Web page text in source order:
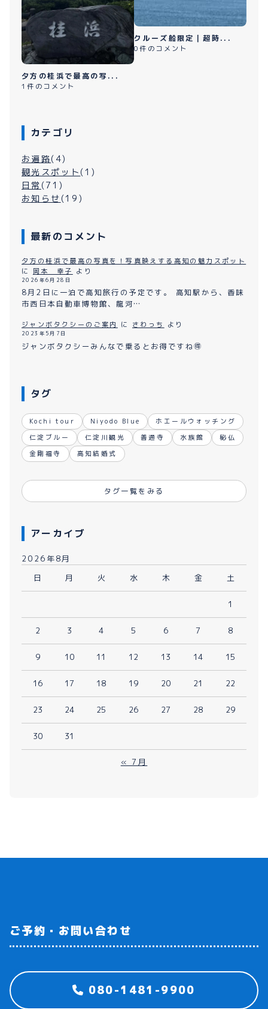
夕方の桂浜で最高の写...
1件のコメント
クルーズ船限定｜超時...
0件のコメント
カテゴリ
お遍路(4)
観光スポット (1)
日常 (71)
お知らせ (19)
最新のコメント
夕方の桂浜で最高の写真を！写真映えする高知の魅力スポット
に 岡本 幸子 より
2026年6月28日
8月2日に一泊で高知旅行の予定です。 高知駅から、香味
市西日本自動車博物館、龍河…
ジャンボタクシーのご案内 に さわっち より
2023年5月7日
ジャンボタクシーみんなで乗るとお得ですね🉐
タグ
Kochi tour Niyodo Blue
ホエールウォッチング
仁淀ブルー
仁淀川観光 善通寺 水族館
秘仏
金剛福寺
高知結婚式
タグ一覧をみる
アーカイブ
2026年8月
日
月 火 水 木 金 土
1
2 3 4 5 6 7 8
9 10 11 12 13 14 15
16 17 18 19 20 21 22
23 24 25 26 27 28 29
30 31
« 7月
ご予約・お問い合わせ
080-1481-9900